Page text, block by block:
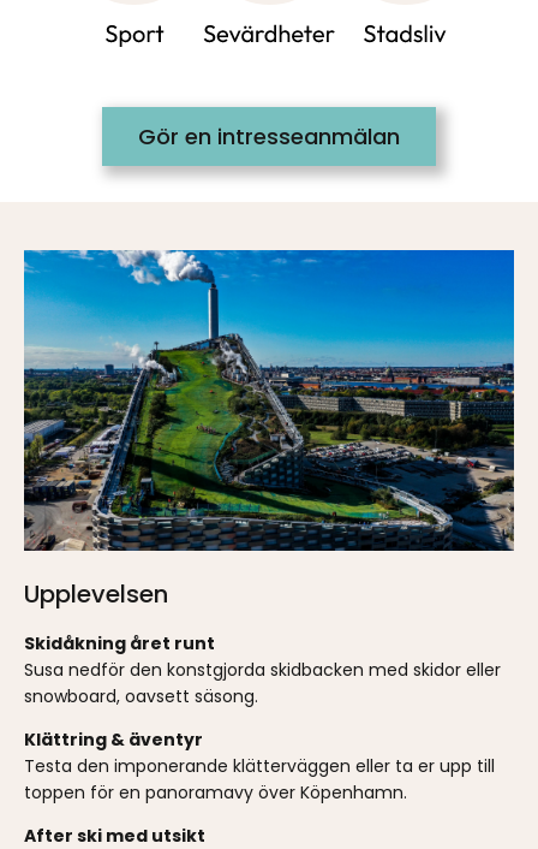
Gör en intresseanmälan
Upplevelsen
Skidåkning året runt
Susa nedför den konstgjorda skidbacken med skidor eller
snowboard, oavsett säsong.
Klättring & äventyr
Testa den imponerande klätterväggen eller ta er upp till
toppen för en panoramavy över Köpenhamn.
After ski med utsikt